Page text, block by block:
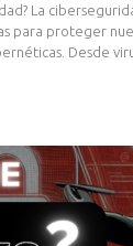
La
para proteger
Desde